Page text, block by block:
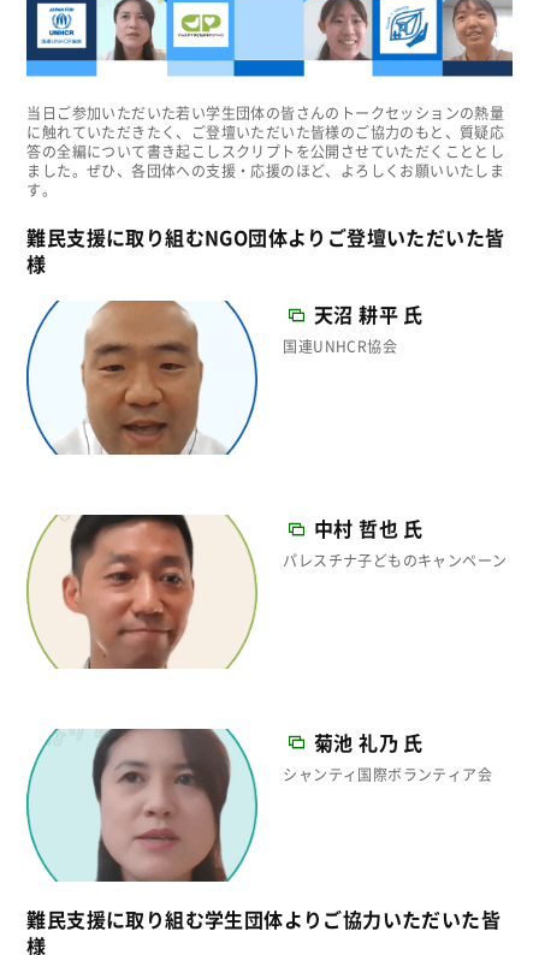
当日ご参加いただいた若い学生団体の皆さんのトークセッションの熱量
に触れていただきたく、ご登壇いただいた皆様のご協力のもと、質疑応
答の全編について書き起こしスクリプトを公開させていただくこととし
ました。ぜひ、各団体への支援・応援のほど、よろしくお願いいたしま
す。
難民支援に取り組むNGO団体よりご登壇いただいた皆
様
天沼 耕平 氏
国連UNHCR協会
中村 哲也 氏
パレスチナ子どものキャンペーン
菊池 礼乃 氏
シャンティ国際ボランティア会
難民支援に取り組む学生団体よりご協力いただいた皆
様